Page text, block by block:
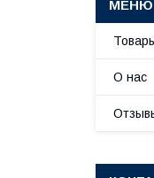
О нас